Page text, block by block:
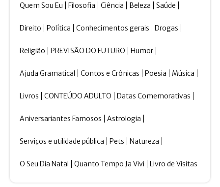
Quem Sou Eu Filosofia Ciência Beleza Saúde
Direito Política Conhecimentos gerais Drogas
Religião PREVISÃO DO FUTURO Humor
Ajuda Gramatical Contos e Crônicas Poesia Música
Livros CONTEÚDO ADULTO Datas Comemorativas
Aniversariantes Famosos Astrologia
Serviços e utilidade pública Pets Natureza
O Seu Dia Natal Quanto Tempo Ja Vivi Livro de Visitas